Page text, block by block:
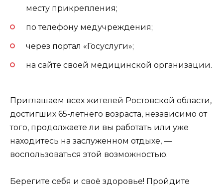
месту прикрепления;
по телефону медучреждения;
через портал «Госуслуги»;
на сайте своей медицинской организации.
Приглашаем всех жителей Ростовской области,
достигших 65-летнего возраста, независимо от
того, продолжаете ли вы работать или уже
находитесь на заслуженном отдыхе, —
воспользоваться этой возможностью.
Берегите себя и своё здоровье! Пройдите